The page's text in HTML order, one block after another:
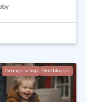
Zwangerschap Gastblogger